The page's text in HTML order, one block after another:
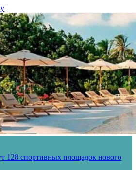
128 спортивных площадок нового